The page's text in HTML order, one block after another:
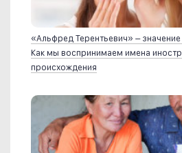
«Альфред Терентьевич» –
Как мы воспринимаем имена
происхождения